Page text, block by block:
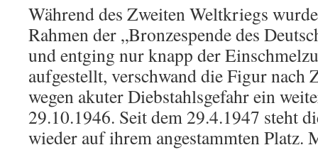
Während des Zweiten Weltkriegs
Rahmen der „Bronzespende des
und entging nur knapp der
aufgestellt, verschwand die Figur nach
wegen akuter Diebstahlsgefahr ein
29.10.1946. Seit dem 29.4.1947 steht
wieder auf ihrem angestammten Platz.